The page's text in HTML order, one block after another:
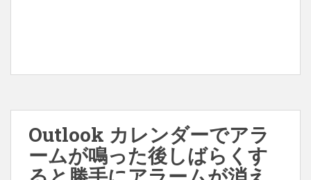
Outlook カレンダーでアラ
ームが鳴った後しばらくす